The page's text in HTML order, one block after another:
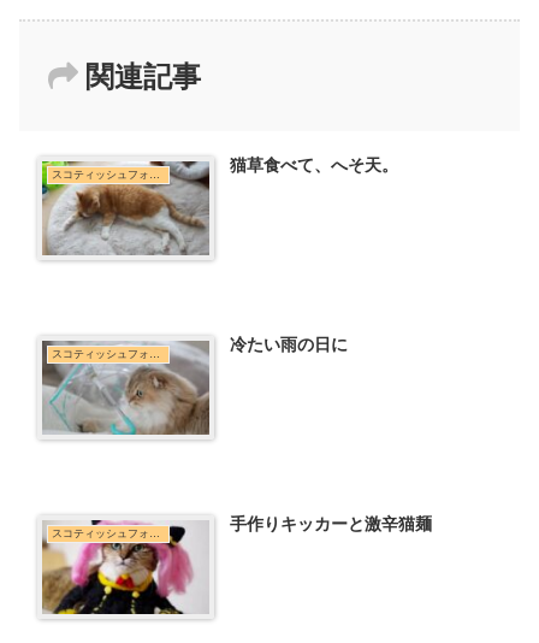
関連記事
スコティッシュフォールド 猫草食べて、へそ天。
冷たい雨の日に
手作りキッカーと激辛猫麺